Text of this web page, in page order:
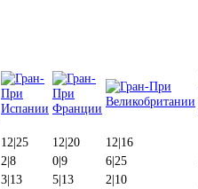
12|25 12|20 12|16
2|8 0|9 6|25
3|13 5|13 2|10